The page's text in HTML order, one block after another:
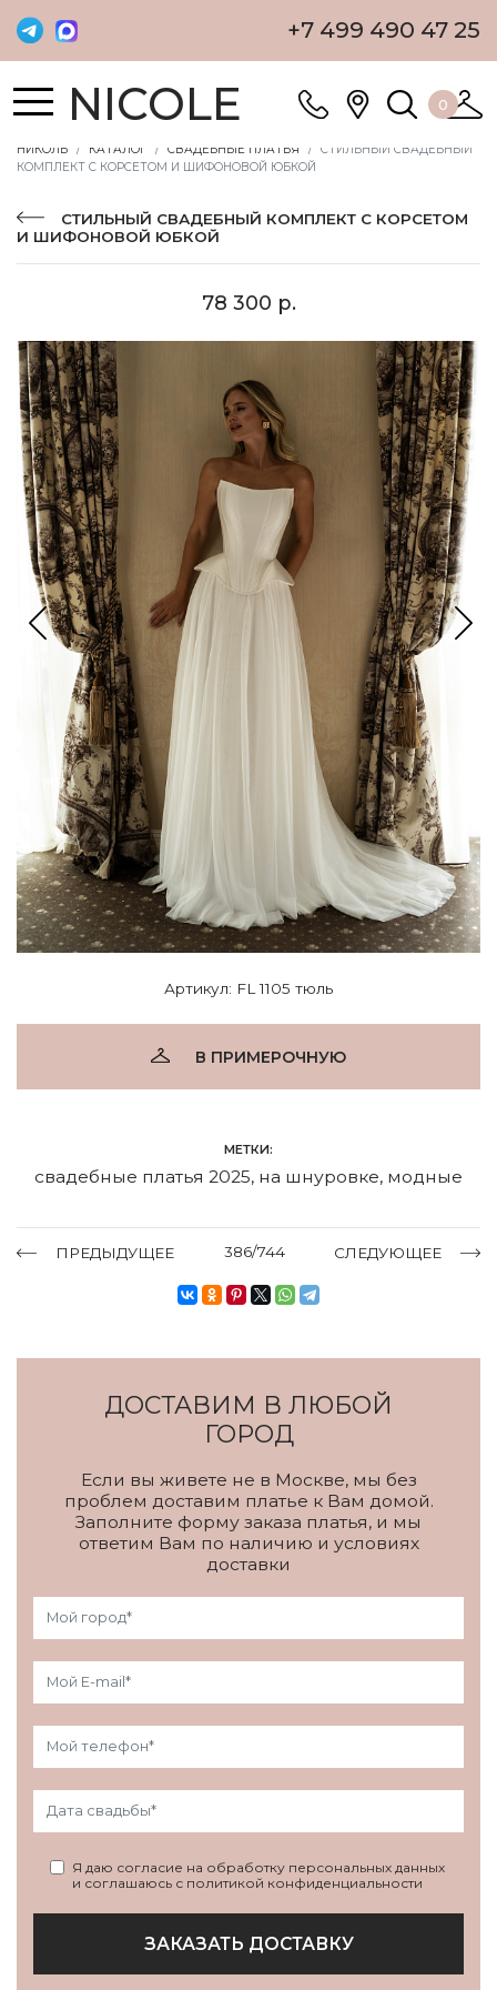
+7 499 490 47 25
NICOLE 0
НИКОЛЬ КАТАЛОГ СВАДЕБНЫЕ ПЛАТЬЯ
СТИЛЬНЫЙ СВАДЕБНЫЙ
КОМПЛЕКТ С КОРСЕТОМ И ШИФОНОВОЙ ЮБКОЙ
СТИЛЬНЫЙ СВАДЕБНЫЙ КОМПЛЕКТ С КОРСЕТОМ
И ШИФОНОВОЙ ЮБКОЙ
78 300 р.
Артикул: FL 1105 тюль
В ПРИМЕРОЧНУЮ
МЕТКИ:
свадебные платья 2025, на шнуровке, модные
ПРЕДЫДУЩЕЕ 386/744 СЛЕДУЮЩЕЕ
ДОСТАВИМ В ЛЮБОЙ
ГОРОД
Если вы живете не в Москве, мы без
проблем доставим платье к Вам домой.
Заполните форму заказа платья, и мы
ответим Вам по наличию и условиях
доставки
Я даю согласие на обработку персональных данных
и соглашаюсь с политикой конфиденциальности
ЗАКАЗАТЬ ДОСТАВКУ